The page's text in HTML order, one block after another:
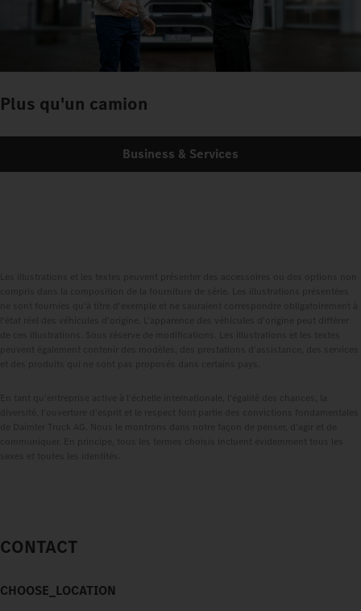
Plus qu'un camion
Business & Services
CONTACT
CHOOSE_LOCATION